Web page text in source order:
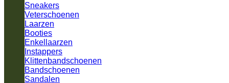
Sneakers
Veterschoenen
Laarzen
Booties
Enkellaarzen
Instappers
Klittenbandschoenen
Bandschoenen
Sandalen